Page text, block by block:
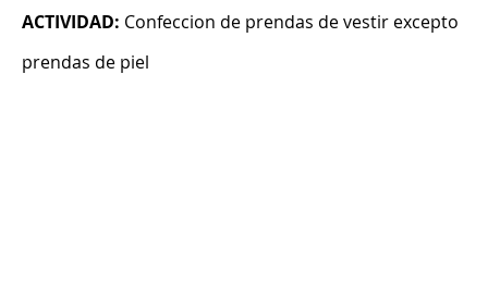
ACTIVIDAD: Confeccion de prendas de vestir excepto
prendas de piel